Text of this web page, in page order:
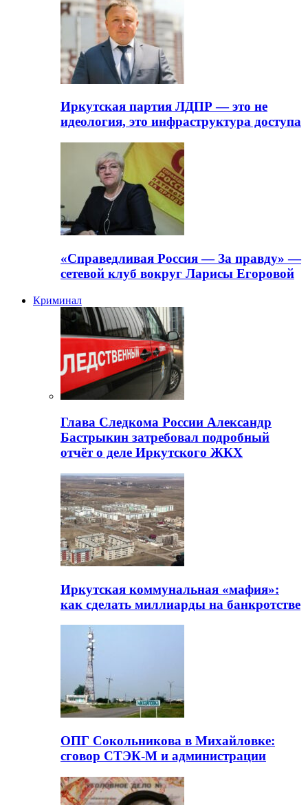
Иркутская партия ЛДПР — это не
идеология, это инфраструктура доступа
«Справедливая Россия — За правду» —
сетевой клуб вокруг Ларисы Егоровой
Криминал
Глава Следкома России Александр
Бастрыкин затребовал подробный
отчёт о деле Иркутского ЖКХ
Иркутская коммунальная «мафия»:
как сделать миллиарды на банкротстве
ОПГ Сокольникова в Михайловке:
сговор СТЭК-М и администрации